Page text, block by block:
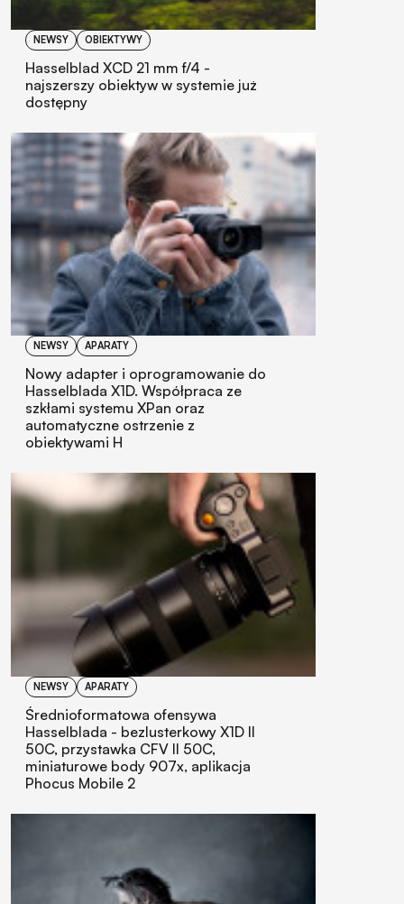
NEWSY OBIEKTYWY
Hasselblad XCD 21 mm f/4 -
najszerszy obiektyw w systemie już
dostępny
NEWSY APARATY
Nowy adapter i oprogramowanie do
Hasselblada X1D. Współpraca ze
szkłami systemu XPan oraz
automatyczne ostrzenie z
obiektywami H
NEWSY APARATY
Średnioformatowa ofensywa
Hasselblada - bezlusterkowy X1D II
50C, przystawka CFV II 50C,
miniaturowe body 907x, aplikacja
Phocus Mobile 2